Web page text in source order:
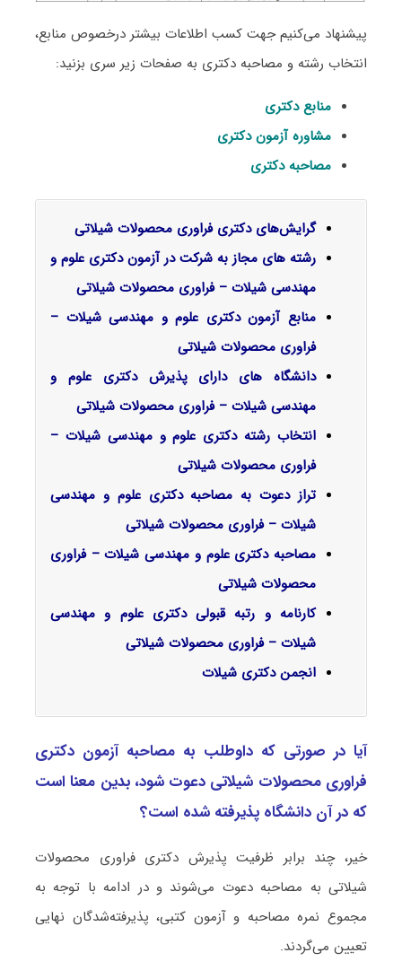
پیشنهاد می‌کنیم جهت کسب اطلاعات بیشتر درخصوص منابع،
انتخاب رشته و مصاحبه دکتری به صفحات زیر سری بزنید:
منابع دکتری
مشاوره آزمون دکتری
مصاحبه دکتری
گرایش‌های دکتری ﻓﺮاوری ﻣﺤﺼﻮﻻت شیلاتی
رشته های مجاز به شرکت در آزمون دکتری علوم و
مهندسی شیلات – فراوری محصولات شیلاتی
منابع آزمون دکتری علوم و مهندسی شیلات –
فراوری محصولات شیلاتی
دانشگاه های دارای پذیرش دکتری علوم و
مهندسی شیلات – فراوری محصولات شیلاتی
انتخاب رشته دکتری علوم و مهندسی شیلات –
فراوری محصولات شیلاتی
تراز دعوت به مصاحبه دکتری علوم و مهندسی
شیلات – فراوری محصولات شیلاتی
مصاحبه دکتری علوم و مهندسی شیلات – فراوری
محصولات شیلاتی
کارنامه و رتبه قبولی دکتری علوم و مهندسی
شیلات – فراوری محصولات شیلاتی
انجمن دکتری شیلات
آیا در صورتی که داوطلب به مصاحبه آزمون دکتری
ﻓﺮاوری ﻣﺤﺼﻮﻻت شیلاتی دعوت شود، بدین معنا است
که در آن دانشگاه پذیرفته شده است؟
خیر، چند برابر ظرفیت پذیرش دکتری ﻓﺮاوری ﻣﺤﺼﻮﻻت
شیلاتی به مصاحبه دعوت می‌شوند و در ادامه با توجه به
مجموع نمره مصاحبه و آزمون کتبی، پذیرفته‌شدگان نهایی
تعیین می‌گردند.